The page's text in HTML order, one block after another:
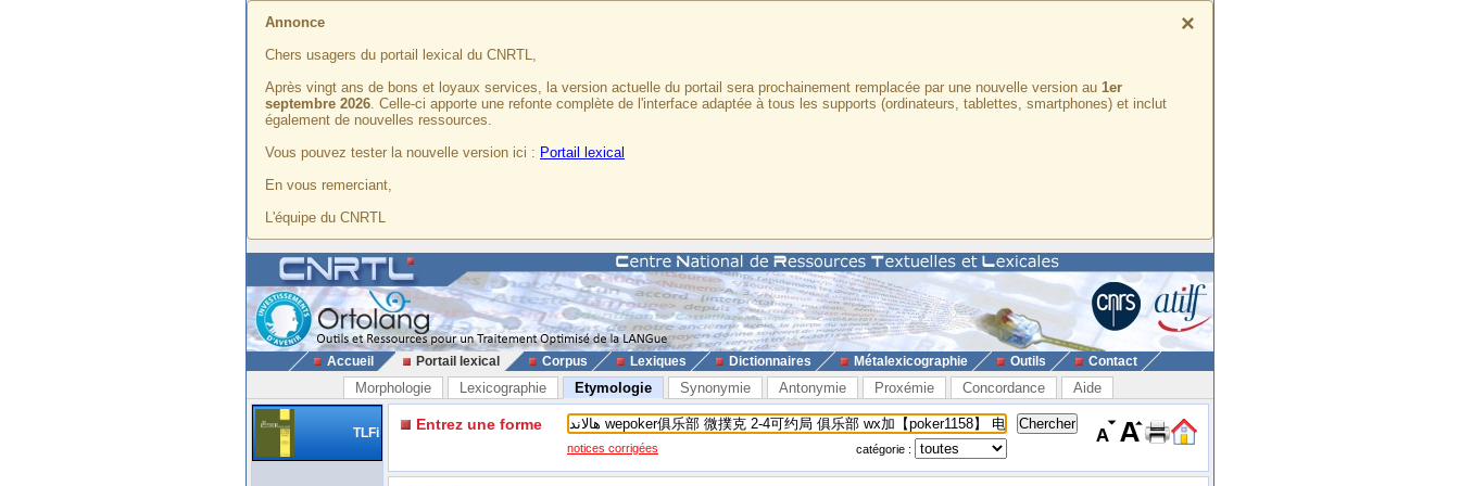
×
Annonce
Chers usagers du portail lexical du CNRTL,
Après vingt ans de bons et loyaux services, la version actuelle du portail sera prochainement remplacée par une nouvelle version au 1er
septembre 2026. Celle-ci apporte une refonte complète de l'interface adaptée à tous les supports (ordinateurs, tablettes, smartphones) et inclut
également de nouvelles ressources.
Vous pouvez tester la nouvelle version ici : Portail lexical
En vous remerciant,
L'équipe du CNRTL
Accueil Portail lexical Corpus Lexiques Dictionnaires Métalexicographie Outils Contact
Morphologie Lexicographie Etymologie Synonymie Antonymie Proxémie Concordance Aide
TLFi Entrez une forme
notices corrigées catégorie :